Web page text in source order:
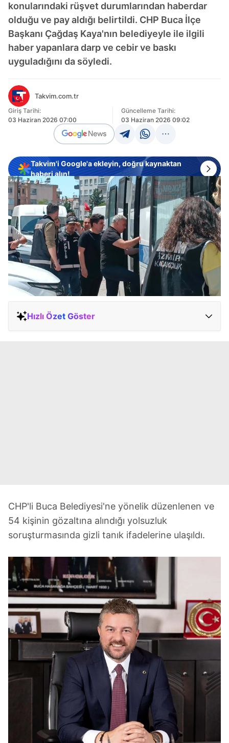
konularındaki rüşvet durumlarından haberdar
olduğu ve pay aldığı belirtildi. CHP Buca İlçe
Başkanı Çağdaş Kaya'nın belediyeyle ile ilgili
haber yapanlara darp ve cebir ve baskı
uyguladığını da söyledi.
Takvim.com.tr
Giriş Tarihi:
03 Haziran 2026 07:00
Güncelleme Tarihi:
03 Haziran 2026 09:02
Takvim'i Google'a ekleyin, doğru kaynaktan
haberi alın!
Hızlı Özet Göster
CHP'li Buca Belediyesi'ne yönelik düzenlenen ve
54 kişinin gözaltına alındığı yolsuzluk
soruşturmasında gizli tanık ifadelerine ulaşıldı.